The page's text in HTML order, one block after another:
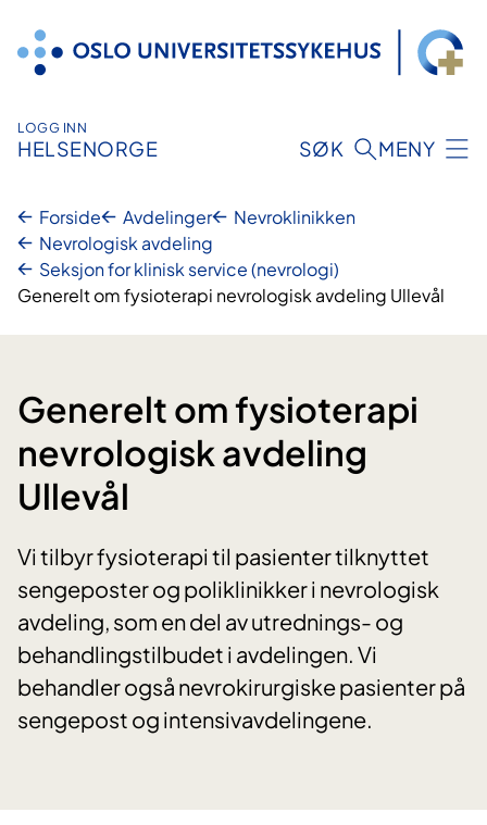
innhold
LOGG INN
HELSENORGE SØK MENY
Forside Avdelinger
Nevroklinikken
Nevrologisk avdeling
Seksjon for klinisk service (nevrologi)
Generelt om fysioterapi nevrologisk avdeling Ullevål
Generelt om fysioterapi
nevrologisk avdeling
Ullevål
Vi tilbyr fysioterapi til pasienter tilknyttet
sengeposter og poliklinikker i nevrologisk
avdeling, som en del av utrednings- og
behandlingstilbudet i avdelingen. Vi
behandler også nevrokirurgiske pasienter på
sengepost og intensivavdelingene.